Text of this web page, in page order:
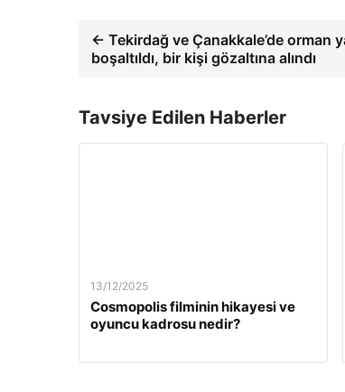
← Tekirdağ ve Çanakkale’de orman
boşaltıldı, bir kişi gözaltına alındı
Tavsiye Edilen Haberler
13/12/2025
Cosmopolis filminin hikayesi ve
oyuncu kadrosu nedir?